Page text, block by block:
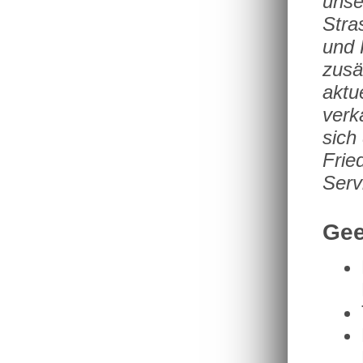
und
sich